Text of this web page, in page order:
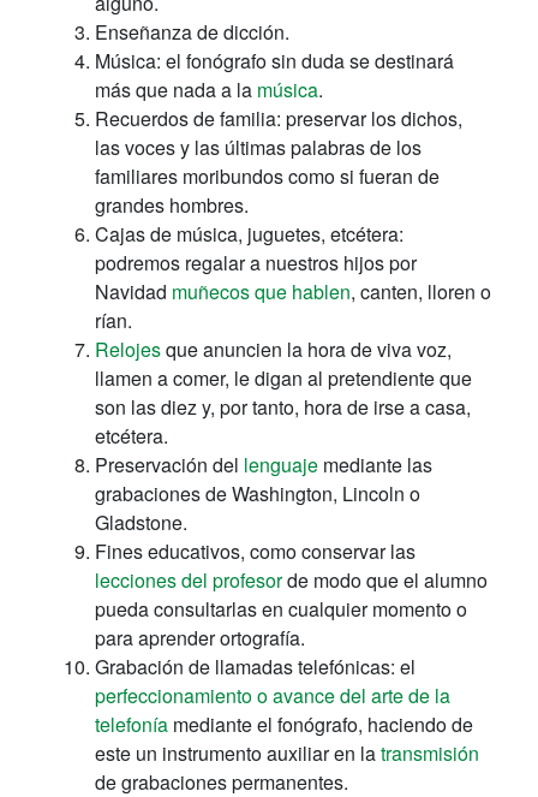
Enseñanza de dicción.
Música: el fonógrafo sin duda se destinará
más que nada a la música.
Recuerdos de familia: preservar los dichos,
las voces y las últimas palabras de los
familiares moribundos como si fueran de
grandes hombres.
Cajas de música, juguetes, etcétera:
podremos regalar a nuestros hijos por
Navidad muñecos que hablen, canten, lloren o
rían.
Relojesque anuncien la hora de viva voz,
llamen a comer, le digan al pretendiente que
son las diez y, por tanto, hora de irse a casa,
etcétera.
Preservación del lenguaje mediante las
grabaciones de Washington, Lincoln o
Gladstone.
Fines educativos, como conservar las
lecciones del profesorde modo que el alumno
pueda consultarlas en cualquier momento o
para aprender ortografía.
Grabación de llamadas telefónicas: el
perfeccionamiento o avance del arte de la
telefonía mediante el fonógrafo, haciendo de
este un instrumento auxiliar en latransmisión
de grabaciones permanentes.